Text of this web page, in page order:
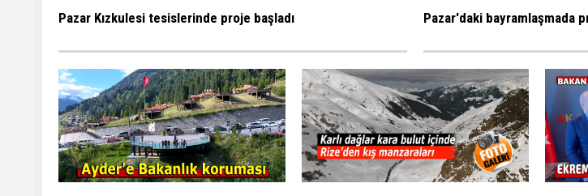
Pazar Kızkulesi tesislerinde proje başladı Pazar'daki bayramlaşmada